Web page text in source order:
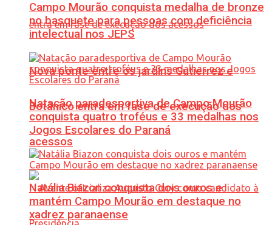
Nova ponte entre os jardins Gutierrez e
Botânico entra em fase de execução dos
acessos
Campo Mourão conquista medalha de bronze
no basquete para pessoas com deficiência
intelectual nos JEPS
Natação paradesportiva de Campo Mourão
conquista quatro troféus e 33 medalhas nos
Jogos Escolares do Paraná
Natália Biazon conquista dois ouros e
mantém Campo Mourão em destaque no
xadrez paranaense